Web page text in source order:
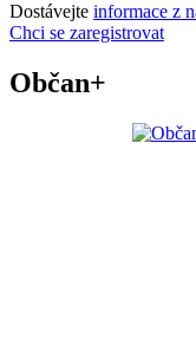
Dostávejte informace z
Chci se zaregistrovat
Občan+